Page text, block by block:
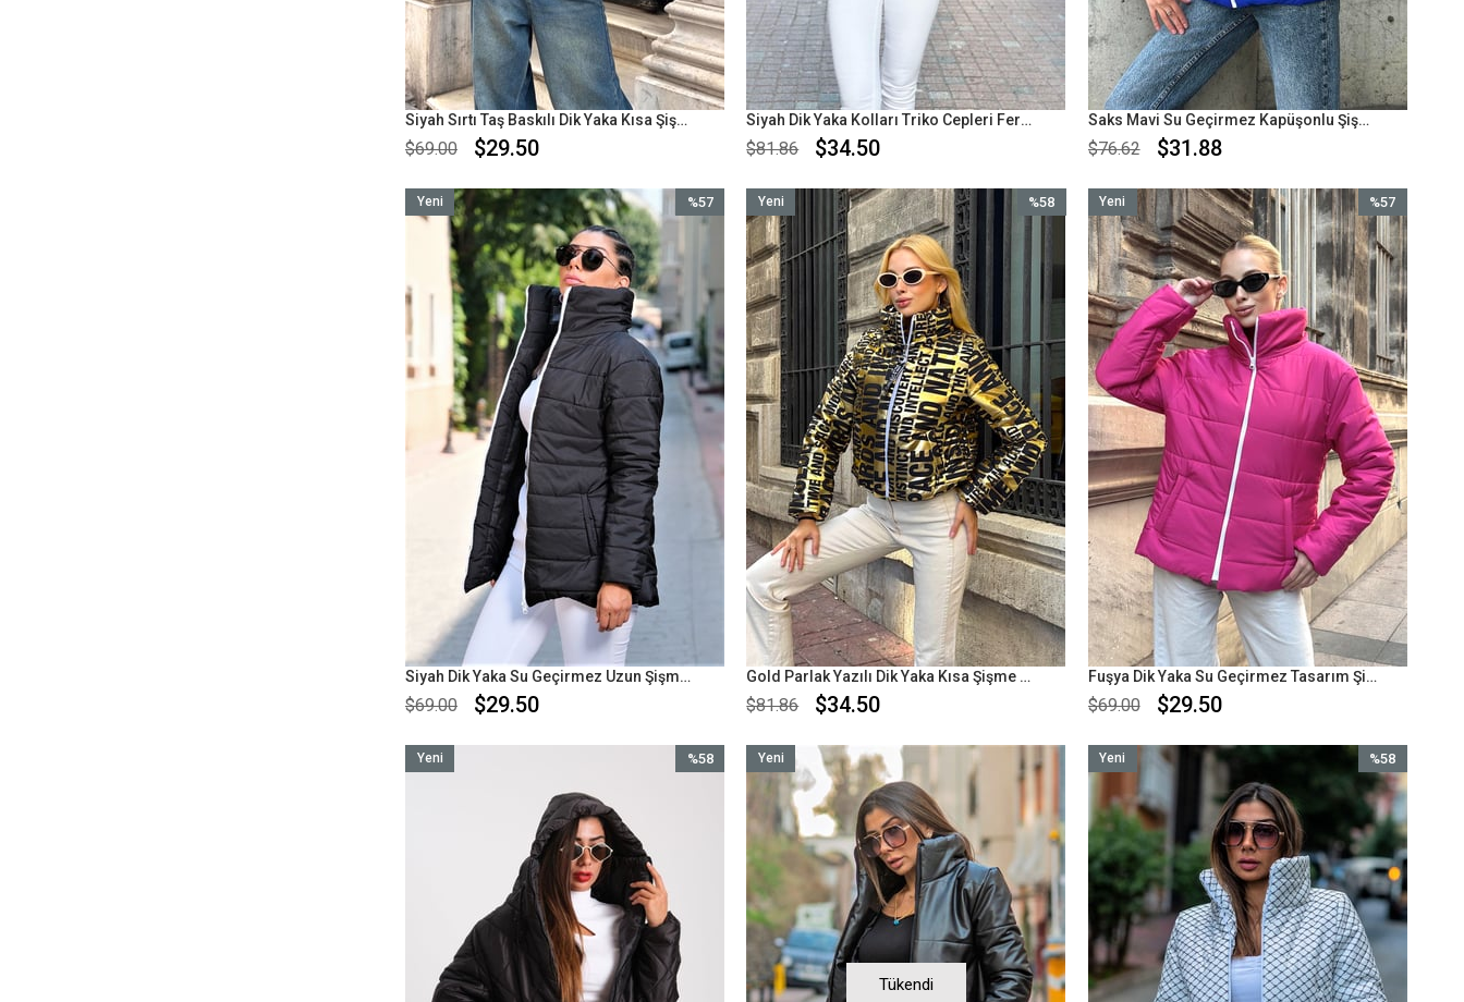
Siyah Sırtı Taş Baskılı Dik Yaka Kısa Şişme Mont
$29.50
$69.00
Siyah Dik Yaka Kolları Triko Cepleri Fermuarlı Şişme Mont
$34.50
$81.86
Saks Mavi Su Geçirmez Kapüşonlu Şişme Mont
$31.88
$76.62
Siyah Dik Yaka Su Geçirmez Uzun Şişme Mont
$29.50
$69.00
%57
İndirim
%57İndirim
Yeni
Ürün
Gold Parlak Yazılı Dik Yaka Kısa Şişme Mont
$34.50
$81.86
%58
Yeni
Ürün
Fuşya Dik Yaka Su Geçirmez Tasarım Şişme Mont
$29.50
$69.00
%57
İndirim
%57İndirim
Yeni
Ürün
%58
%58İndirim
Yeni
Tükendi
Yeni
Ürün
%58
İndirim
%58İndirim
Yeni